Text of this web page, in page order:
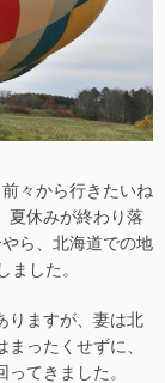
々から行きたいね
夏休みが終わり落
ら、北海道での地
した。
りますが、妻は北
ったくせずに、
てきました。